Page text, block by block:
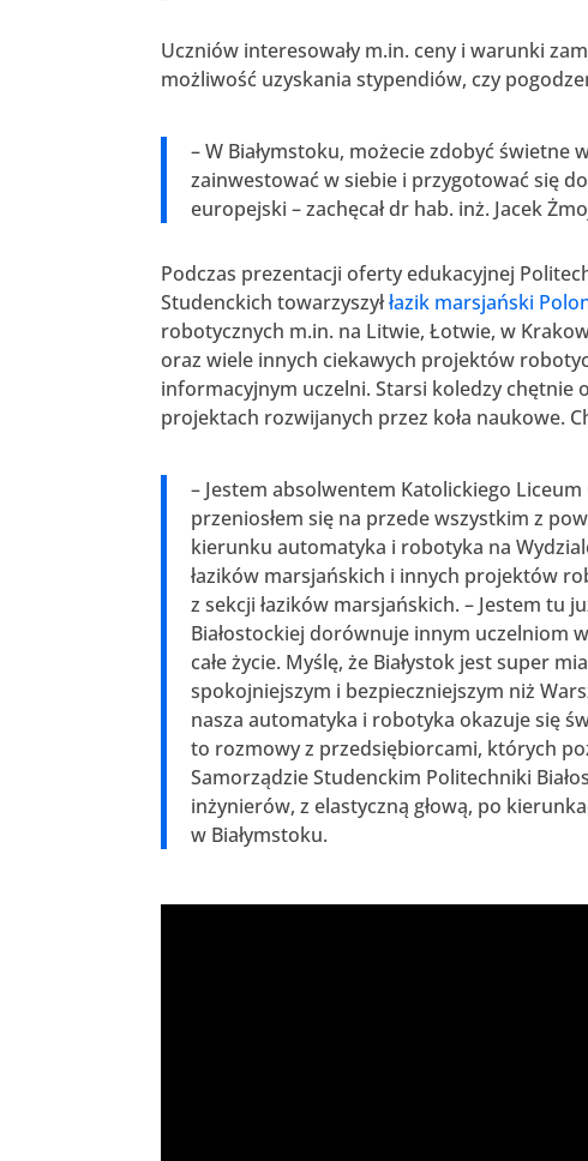
Uczniów interesowały m.in. ceny i warunki
możliwość uzyskania stypendiów, czy
– W Białymstoku, możecie zdobyć świetne
zainwestować w siebie i przygotować się
europejski – zachęcał dr hab. inż. Jacek
Podczas prezentacji oferty edukacyjnej
Studenckich towarzyszyłłazik marsjański
robotycznych m.in. na Litwie, Łotwie, w
oraz wiele innych ciekawych projektów
informacyjnym uczelni. Starsi koledzy
projektach rozwijanych przez koła naukowe.
– Jestem absolwentem Katolickiego
przeniosłem się na przede wszystkim z
kierunku automatyka i robotyka na
łazików marsjańskich i innych projektów
z sekcji łazików marsjańskich. – Jestem tu
Białostockiej dorównuje innym uczelniom
całe życie. Myślę, że Białystok jest super
spokojniejszym i bezpieczniejszym niż
nasza automatyka i robotyka okazuje się
to rozmowy z przedsiębiorcami, których
Samorządzie Studenckim Politechniki
inżynierów, z elastyczną głową, po
w Białymstoku.